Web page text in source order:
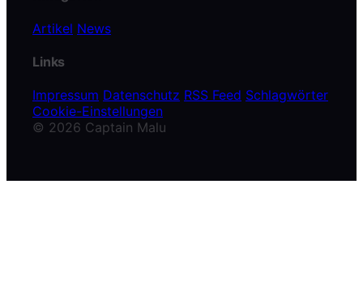
Artikel News
Links
Impressum Datenschutz RSS Feed Schlagwörter
Cookie-Einstellungen
© 2026 Captain Malu